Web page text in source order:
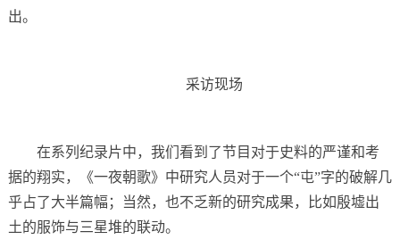
出。
采访现场
在系列纪录片中，我们看到了节目对于史料的严谨和考
据的翔实，《一夜朝歌》中研究人员对于一个“屯”字的破解几
乎占了大半篇幅；当然，也不乏新的研究成果，比如殷墟出
土的服饰与三星堆的联动。